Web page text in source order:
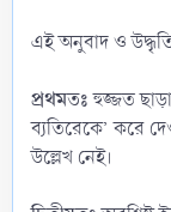
এই অনুবাদ ও
প্রথমতঃহুজ্জত
ব্যতিরেকে’ করে
উল্লেখ নেই।